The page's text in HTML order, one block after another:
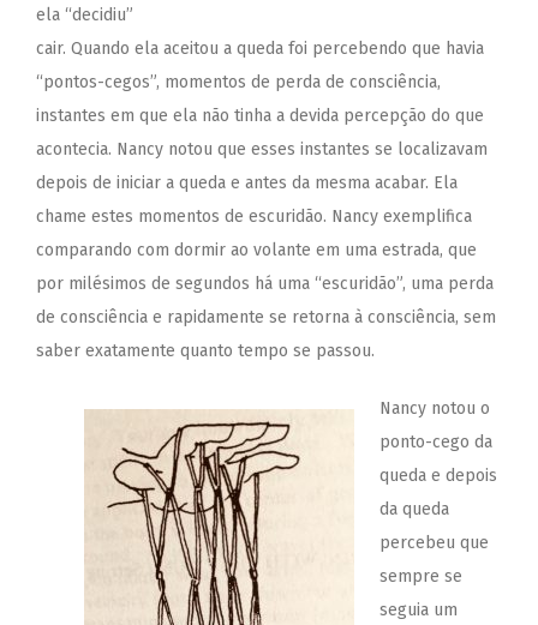
ela “decidiu”
cair. Quando ela aceitou a queda foi percebendo que havia
“pontos-cegos”, momentos de perda de consciência,
instantes em que ela não tinha a devida percepção do que
acontecia. Nancy notou que esses instantes se localizavam
depois de iniciar a queda e antes da mesma acabar. Ela
chame estes momentos de escuridão. Nancy exemplifica
comparando com dormir ao volante em uma estrada, que
por milésimos de segundos há uma “escuridão”, uma perda
de consciência e rapidamente se retorna à consciência, sem
saber exatamente quanto tempo se passou.
Nancy notou o
ponto-cego da
queda e depois
da queda
percebeu que
sempre se
seguia um